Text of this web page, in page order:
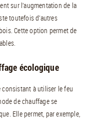
sur l’augmentation de la
toutefois d’autres
Cette option permet de
écologique
à utiliser le feu
de chauffage se
Elle permet, par exemple,